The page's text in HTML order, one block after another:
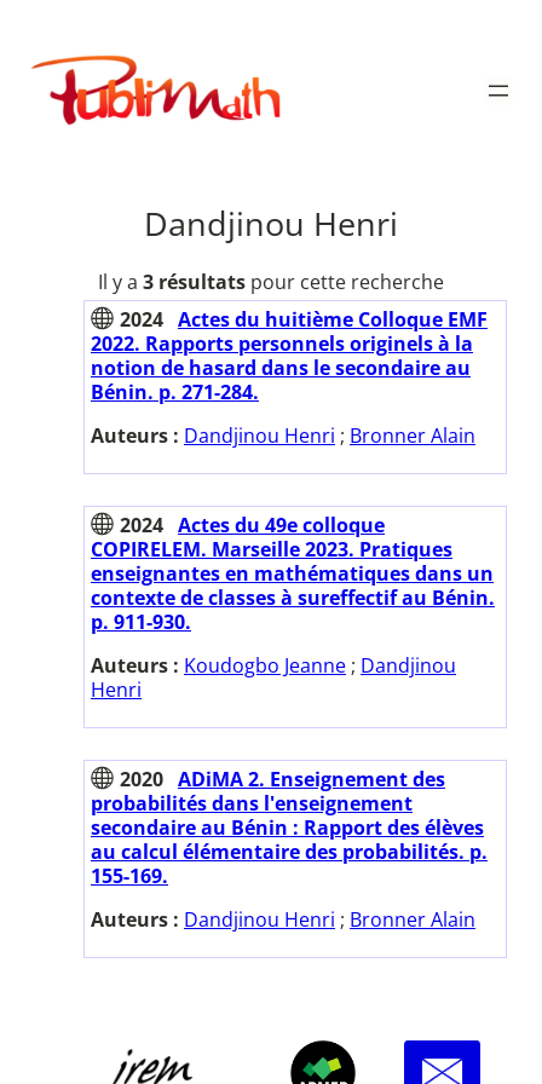
contenu
Publimath
Dandjinou Henri
Il y a 3 résultats pour cette recherche
2024 Actes du huitième Colloque EMF
2022. Rapports personnels originels à la
notion de hasard dans le secondaire au
Bénin. p. 271-284.
Auteurs : Dandjinou Henri ; Bronner Alain
2024 Actes du 49e colloque
COPIRELEM. Marseille 2023. Pratiques
enseignantes en mathématiques dans un
contexte de classes à sureffectif au Bénin.
p. 911-930.
Auteurs : Koudogbo Jeanne ; Dandjinou
Henri
2020 ADiMA 2. Enseignement des
probabilités dans l'enseignement
secondaire au Bénin : Rapport des élèves
au calcul élémentaire des probabilités. p.
155-169.
Auteurs : Dandjinou Henri ; Bronner Alain